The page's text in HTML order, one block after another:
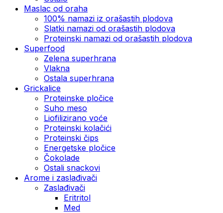
Maslac od oraha
100% namazi iz orašastih plodova
Slatki namazi od orašastih plodova
Proteinski namazi od orašastih plodova
Superfood
Zelena superhrana
Vlakna
Ostala superhrana
Grickalice
Proteinske pločice
Suho meso
Liofilizirano voće
Proteinski kolačići
Proteinski čips
Energetske pločice
Čokolade
Ostali snackovi
Arome i zaslađivači
Zaslađivači
Eritritol
Med